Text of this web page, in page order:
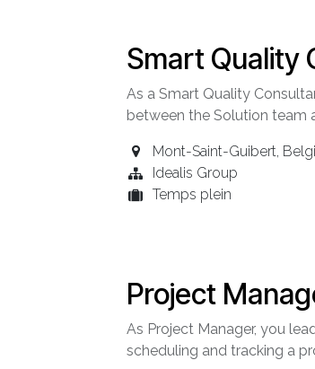
Smart Quality
As a Smart Quality
between the Solution team
Mont-Saint-Guibert,
Idealis Group
Temps plein
Project
As Project Manager, you
scheduling and tracking a